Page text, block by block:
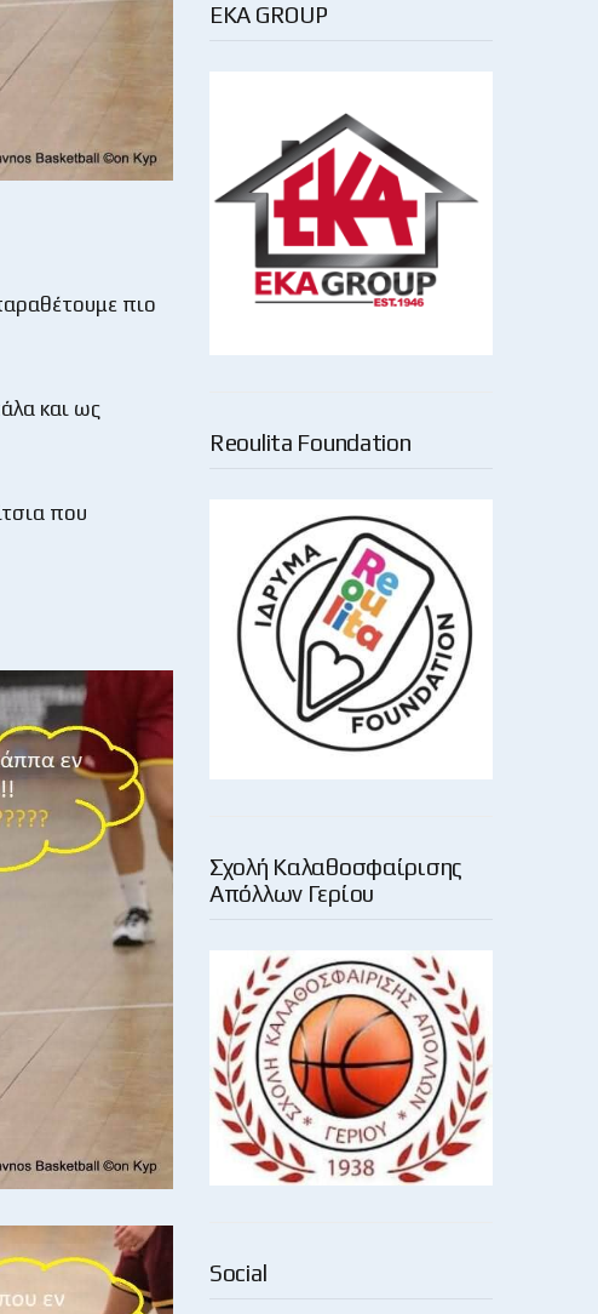
πιο
και ως
που
EKA GROUP
Reoulita Foundation
Σχολή Καλαθοσφαίρισης
Απόλλων Γερίου
Social